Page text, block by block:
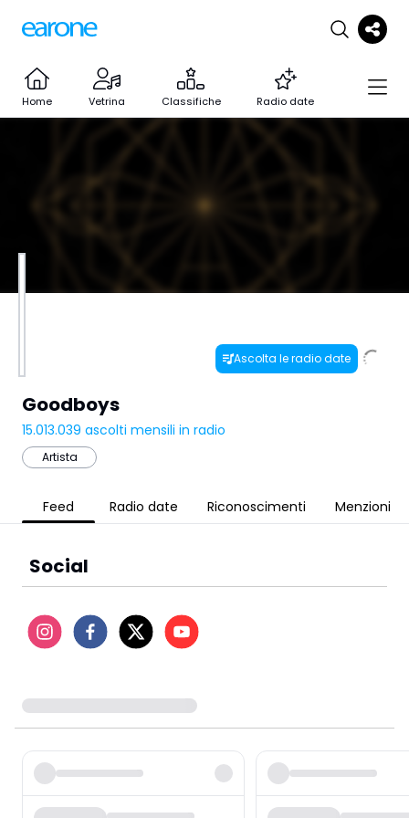
Home Vetrina Classifiche Radio date
Ascolta le radio date
Goodboys
15.013.039 ascolti mensili in radio
Artista
Feed Radio date Riconoscimenti Menzioni
Social